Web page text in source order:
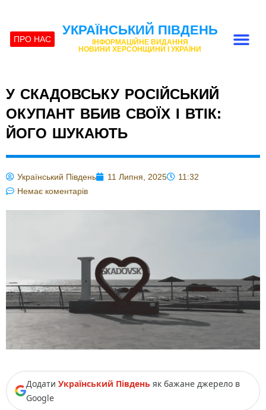
ПРО НАС
УКРАЇНСЬКИЙ ПІВДЕНЬ
ІНФОРМАЦІЙНЕ ВИДАННЯ
НОВИНИ ХЕРСОНЩИНИ І УКРАЇНИ
У СКАДОВСЬКУ РОСІЙСЬКИЙ
ОКУПАНТ ВБИВ СВОЇХ І ВТІК:
ЙОГО ШУКАЮТЬ
Український Південь 11 Липня, 2025
11:32
Немає коментарів
Додати Український Південь як бажане джерело в
Google